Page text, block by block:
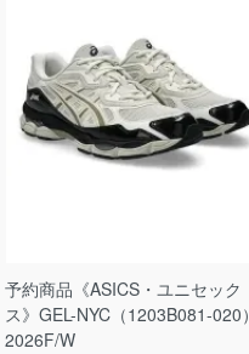
予約商品《ASICS・ユニセック
ス》GEL-NYC（1203B081-020）
2026F/W